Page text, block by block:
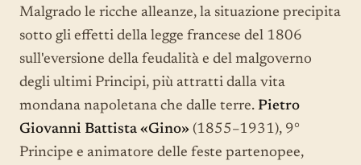
Malgrado le ricche alleanze, la situazione precipita
sotto gli effetti della legge francese del 1806
sull'eversione della feudalità e del malgoverno
degli ultimi Principi, più attratti dalla vita
mondana napoletana che dalle terre. Pietro
Giovanni Battista «Gino» (1855–1931), 9°
Principe e animatore delle feste partenopee,